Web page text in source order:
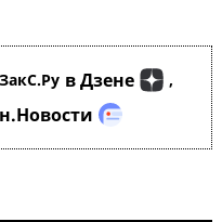
в Дзене ,